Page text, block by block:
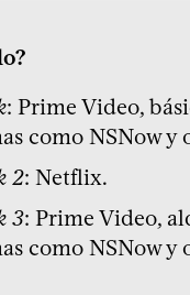
: Prime Video,
como NSNow y
2: Netflix.
3: Prime Video,
como NSNow y